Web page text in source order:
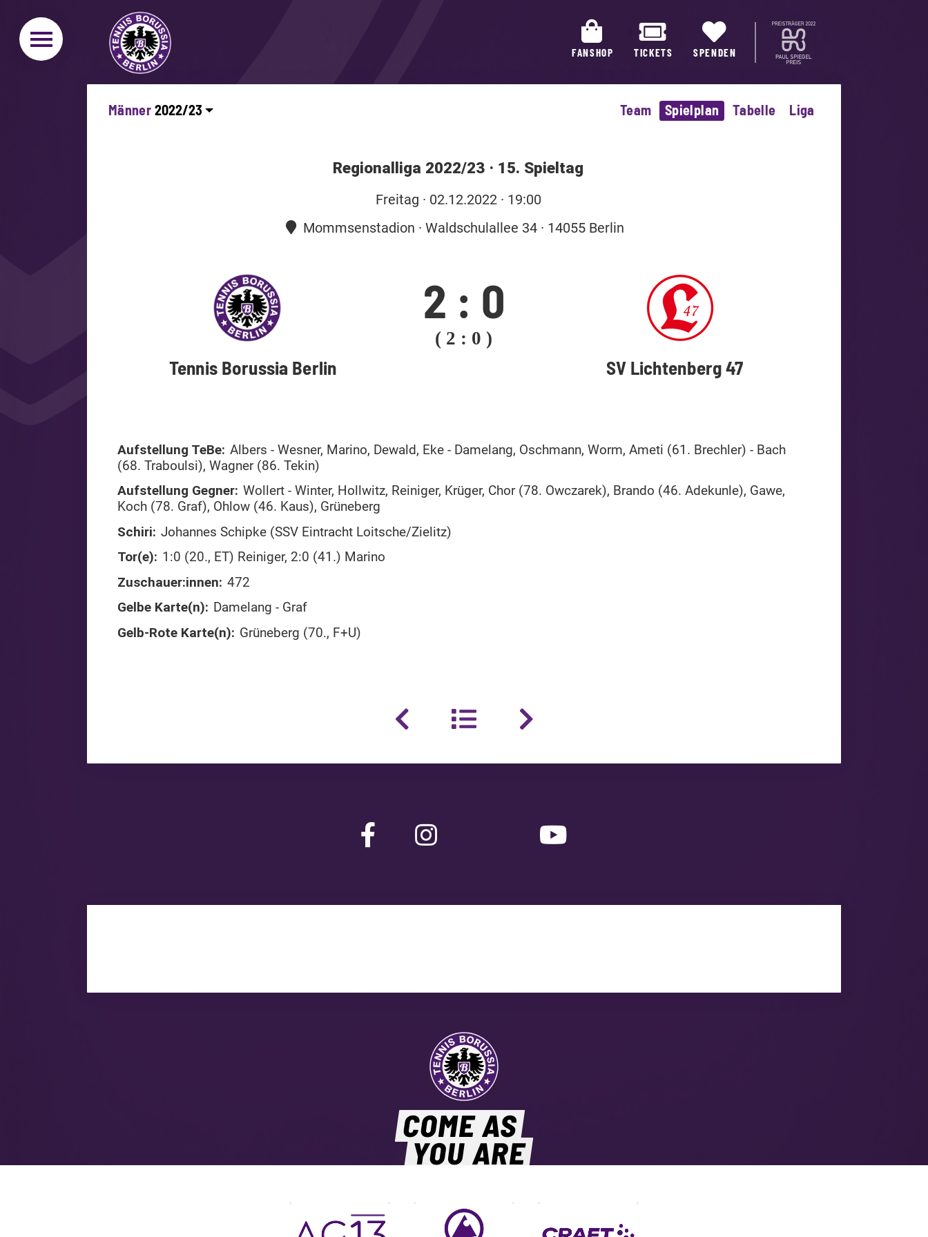
FANSHOP TICKETS SPENDEN
Männer Team Spielplan Tabelle Liga
Regionalliga 2022/23 · 15. Spieltag
Freitag · 02.12.2022 · 19:00
Mommsenstadion · Waldschulallee 34 · 14055 Berlin
2 : 0
( 2 : 0 )
Tennis Borussia Berlin SV Lichtenberg 47
Aufstellung TeBe: Albers - Wesner, Marino, Dewald, Eke - Damelang, Oschmann, Worm, Ameti (61. Brechler) - Bach
(68. Traboulsi), Wagner (86. Tekin)
Aufstellung Gegner: Wollert - Winter, Hollwitz, Reiniger, Krüger, Chor (78. Owczarek), Brando (46. Adekunle), Gawe,
Koch (78. Graf), Ohlow (46. Kaus), Grüneberg
Schiri: Johannes Schipke (SSV Eintracht Loitsche/Zielitz)
Tor(e): 1:0 (20., ET) Reiniger, 2:0 (41.) Marino
Zuschauer:innen: 472
Gelbe Karte(n): Damelang - Graf
Gelb-Rote Karte(n): Grüneberg (70., F+U)
COME AS
YOU ARE